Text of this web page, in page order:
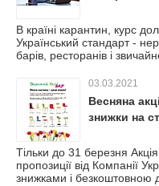
В країні карантин, курс
Український стандарт -
барів, ресторанів і
03.03.2021
Весняна
знижки на
Тільки до 31 березня
пропозиції від Компанії
знижками і безкоштовною